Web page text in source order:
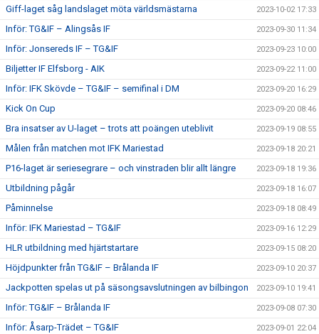
Giff-laget såg landslaget möta världsmästarna 2023-10-02 17:33
Inför: TG&IF – Alingsås IF 2023-09-30 11:34
Inför: Jonsereds IF – TG&IF 2023-09-23 10:00
Biljetter IF Elfsborg - AIK 2023-09-22 11:00
Inför: IFK Skövde – TG&IF – semifinal i DM 2023-09-20 16:29
Kick On Cup 2023-09-20 08:46
Bra insatser av U-laget – trots att poängen uteblivit 2023-09-19 08:55
Målen från matchen mot IFK Mariestad 2023-09-18 20:21
P16-laget är seriesegrare – och vinstraden blir allt längre 2023-09-18 19:36
Utbildning pågår 2023-09-18 16:07
Påminnelse 2023-09-18 08:49
Inför: IFK Mariestad – TG&IF 2023-09-16 12:29
HLR utbildning med hjärtstartare 2023-09-15 08:20
Höjdpunkter från TG&IF – Brålanda IF 2023-09-10 20:37
Jackpotten spelas ut på säsongsavslutningen av bilbingon 2023-09-10 19:41
Inför: TG&IF – Brålanda IF 2023-09-08 07:30
Inför: Åsarp-Trädet – TG&IF 2023-09-01 22:04